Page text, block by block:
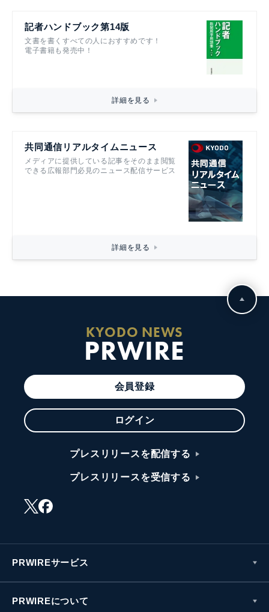
記者ハンドブック第14版
文書を書くすべての人におすすめです！
電子書籍も発売中！
詳細を見る
共同通信リアルタイムニュース
メディアに提供している記事をそのまま閲覧
できる広報部門必見のニュース配信サービス
詳細を見る
KYODO NEWS
PRWIRE
会員登録
ログイン
プレスリリースを配信する
プレスリリースを受信する
PRWIREサービス
PRWIREについて